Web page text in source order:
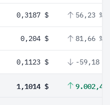
0,3187 $ 56,23 %
0,204 $ 81,66 %
0,1123 $ -59,18 %
1,1014 $ 9.002,48